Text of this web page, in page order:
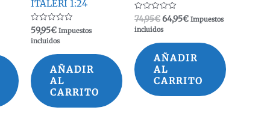
ITALERI 1:24
Valorado
con
0
59,95€ Impuestos
incluidos
AÑADIR
AL
CARRITO
Valorado
con
0
74,95€El
precio
74,95€.
64,95€El
64,95€.
Impuestos
incluidos
AÑADIR
AL
CARRITO